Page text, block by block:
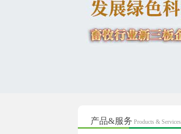
产品&服务 Products & Services